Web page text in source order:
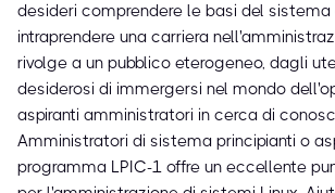
desideri comprendere le basi del
intraprendere una carriera
rivolge a un pubblico eterogeneo, dagli
desiderosi di immergersi nel mondo
aspiranti amministratori in cerca di
Amministratori di sistema principianti o
programma LPIC-1 offre un eccellente